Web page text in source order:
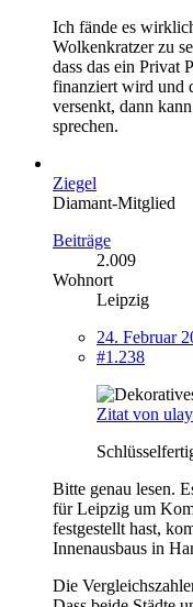
Ich fände es
Wolkenkratzer zu
dass das ein Privat
finanziert wird und
versenkt, dann
sprechen.
Ziegel
Diamant-Mitglied
Beiträge
2.009
Wohnort
Leipzig
24. Februar
#1.238
Zitat von
Bitte genau lesen.
für Leipzig um
festgestellt hast,
Innenausbaus in
Die